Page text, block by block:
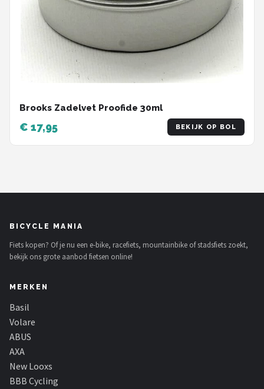
Brooks Zadelvet Proofide 30ml
€ 17,95 BEKIJK OP BOL
BICYCLE MANIA
Fiets kopen? Of je nu een e-bike, racefiets, mountainbike of stadsfiets zoekt,
bekijk ons grote aanbod fietsen online!
MERKEN
Basil
Volare
ABUS
AXA
New Looxs
BBB Cycling